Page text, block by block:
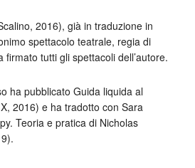
2016), già in traduzione in
spettacolo teatrale, regia di
firmato tutti gli spettacoli dell’autore.
ha pubblicato Guida liquida al
2016) e ha tradotto con Sara
Teoria e pratica di Nicholas